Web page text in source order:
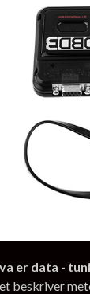
er data -
beskriver